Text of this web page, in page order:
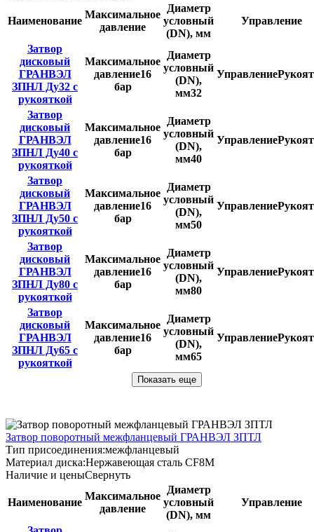
Наименование
Максимальное
давление
Диаметр
условный
(DN), мм
Управление
Затвор
дисковый
ГРАНВЭЛ
ЗПНЛ Ду32 с
рукояткой
Максимальное
давление16
бар
Диаметр
условный
(DN),
мм32
Управление
Затвор
дисковый
ГРАНВЭЛ
ЗПНЛ Ду40 с
рукояткой
Максимальное
давление16
бар
Диаметр
условный
(DN),
мм40
Управление
Затвор
дисковый
ГРАНВЭЛ
ЗПНЛ Ду50 с
рукояткой
Максимальное
давление16
бар
Диаметр
условный
(DN),
мм50
Управление
Затвор
дисковый
ГРАНВЭЛ
ЗПНЛ Ду80 с
рукояткой
Максимальное
давление16
бар
Диаметр
условный
(DN),
мм80
Управление
Затвор
дисковый
ГРАНВЭЛ
ЗПНЛ Ду65 с
рукояткой
Максимальное
давление16
бар
Диаметр
условный
(DN),
мм65
Управление
Показать еще
Затвор поворотный межфланцевый ГРАНВЭЛ ЗПТЛ
Тип присоединения:межфланцевый
Материал диска:Нержавеющая сталь CF8M
Наличие и ценыСвернуть
Наименование
Максимальное
давление
Диаметр
условный
(DN), мм
Управление